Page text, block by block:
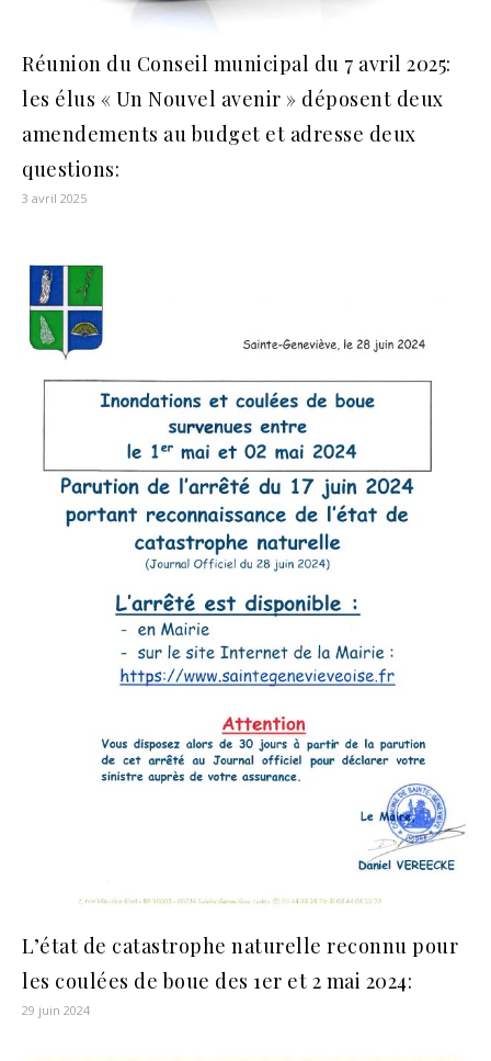
Réunion du Conseil municipal du 7 avril 2025:
les élus « Un Nouvel avenir » déposent deux
amendements au budget et adresse deux
questions:
3 avril 2025
L’état de catastrophe naturelle reconnu pour
les coulées de boue des 1er et 2 mai 2024:
29 juin 2024